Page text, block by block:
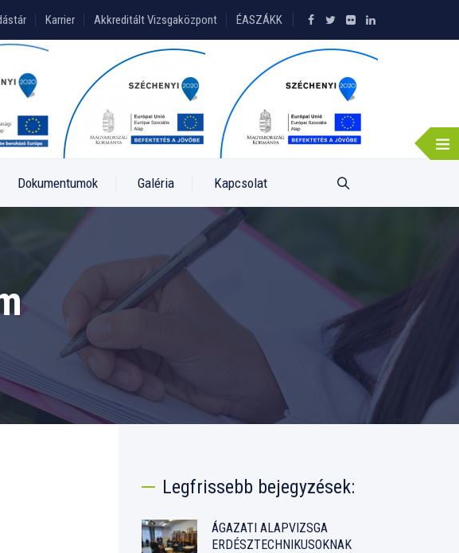
Karrier Akkreditált Vizsgaközpont ÉASZÁKK
Dokumentumok Galéria Kapcsolat
Legfrissebb bejegyzések:
ÁGAZATI ALAPVIZSGA
ERDÉSZTECHNIKUSOKNAK